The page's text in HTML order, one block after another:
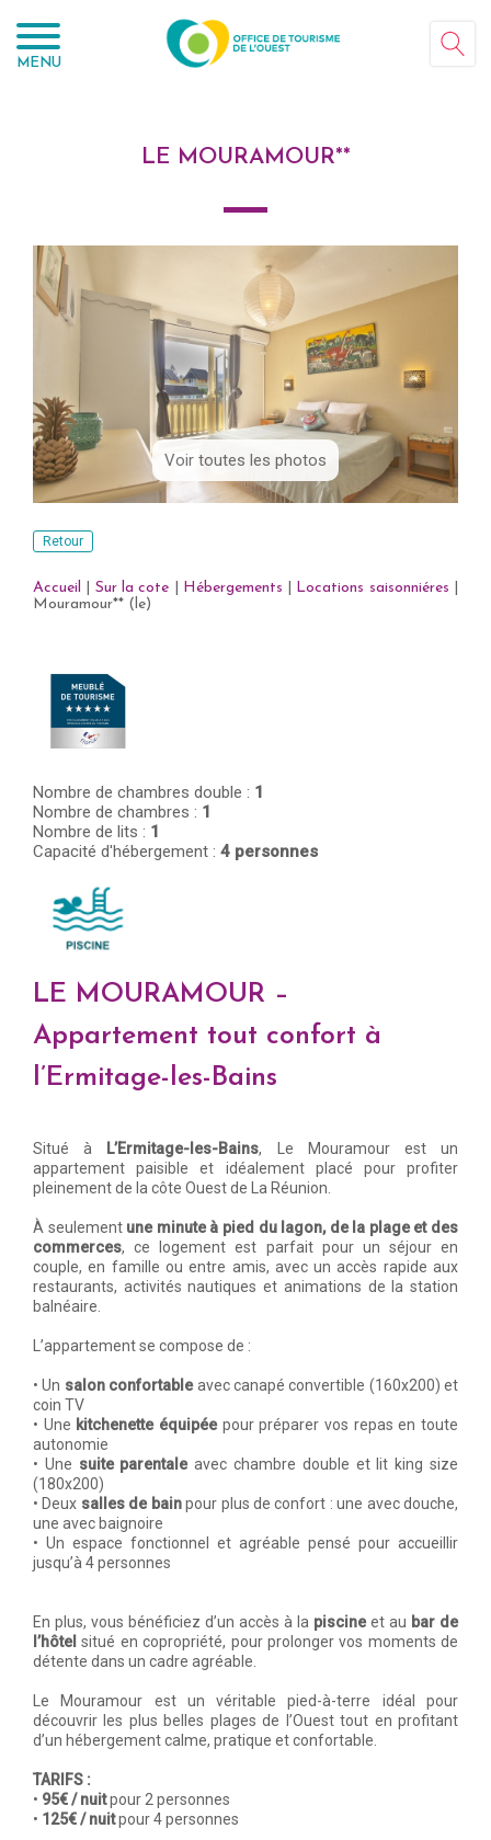
MENU
LE MOURAMOUR**
Voir toutes les photos
Retour
Accueil Sur la cote Hébergements Locations saisonniéres
Mouramour** (le)
Nombre de chambres double : 1
Nombre de chambres : 1
Nombre de lits : 1
Capacité d'hébergement : 4 personnes
LE MOURAMOUR –
Appartement tout confort à
l’Ermitage-les-Bains
Situé à L’Ermitage-les-Bains, Le Mouramour est un
appartement paisible et idéalement placé pour profiter
pleinement de la côte Ouest de La Réunion.
À seulement une minute à pied du lagon, de la plage et des
commerces, ce logement est parfait pour un séjour en
couple, en famille ou entre amis, avec un accès rapide aux
restaurants, activités nautiques et animations de la station
balnéaire.
L’appartement se compose de :
• Un salon confortableavec canapé convertible (160x200) et
coin TV
• Une kitchenette équipéepour préparer vos repas en toute
autonomie
• Une suite parentaleavec chambre double et lit king size
(180x200)
• Deux salles de bainpour plus de confort : une avec douche,
une avec baignoire
• Un espace fonctionnel et agréable pensé pour accueillir
jusqu’à 4 personnes
En plus, vous bénéficiez d’un accès à la piscineet au bar de
l’hôtel situé en copropriété, pour prolonger vos moments de
détente dans un cadre agréable.
Le Mouramour est un véritable pied-à-terre idéal pour
découvrir les plus belles plages de l’Ouest tout en profitant
d’un hébergement calme, pratique et confortable.
TARIFS :
• 95€ / nuitpour 2 personnes
• 125€ / nuitpour 4 personnes